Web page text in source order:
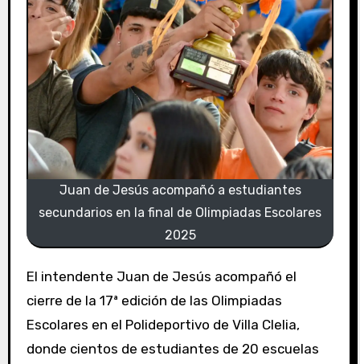
Juan de Jesús acompañó a estudiantes
secundarios en la final de Olimpiadas Escolares
2025
El intendente Juan de Jesús acompañó el
cierre de la 17ª edición de las Olimpiadas
Escolares en el Polideportivo de Villa Clelia,
donde cientos de estudiantes de 20 escuelas